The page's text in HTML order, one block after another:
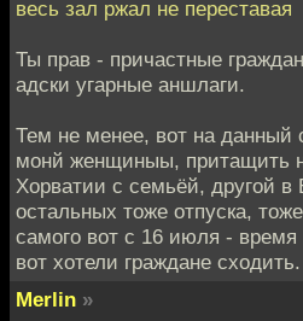
весь зал ржал не переставая
Ты прав - причастные
адски угарные аншлаги.
Тем не менее, вот на данный
монй женщиныы, притащить
Хорватии с семьёй, другой в
остальных тоже отпуска,
самого вот с 16 июля - время
вот хотели граждане сходить.
Merlin »